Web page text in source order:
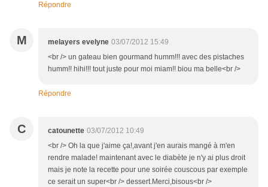
Répondre
M melayers evelyne 03/07/2012 15:49
<br /> un gateau bien gourmand humm!!! avec des pistaches
humm!! hihi!!! tout juste pour moi miam!! biou ma belle<br />
Répondre
C catounette 03/07/2012 10:49
<br /> Oh la que j'aime ça!,avant j'en aurais mangé à m'en
rendre malade! maintenant avec le diabète je n'y ai plus droit
mais je note la recette pour une soirée couscous par exemple
ce serait un super<br /> dessert.Merci,bisous<br />